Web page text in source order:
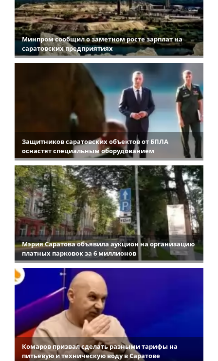
Минпром сообщил о заметном росте зарплат на
саратовских предприятиях
Защитников саратовских объектов от БПЛА
оснастят специальным оборудованием
Мэрия Саратова объявила аукцион на организацию
платных парковок за 6 миллионов
Комаров призвал сделать разными тарифы на
питьевую и техническую воду в Саратове